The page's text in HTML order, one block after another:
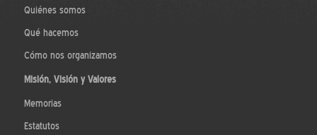
Quiénes somos
Qué hacemos
Cómo nos organizamos
Misión, Visión y Valores
Memorias
Estatutos